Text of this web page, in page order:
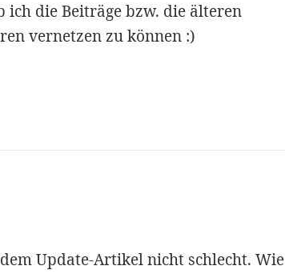
ich die Beiträge bzw. die älteren
vernetzen zu können :)
Update-Artikel nicht schlecht. Wie